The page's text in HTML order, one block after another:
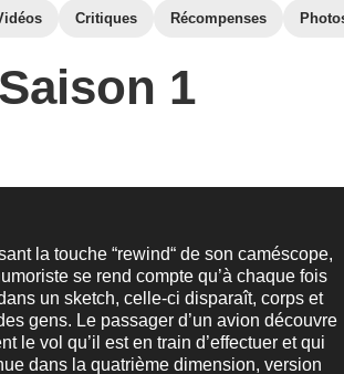
Critiques Récompenses
Saison 1
la touche “rewind“ de son caméscope,
se rend compte qu’à chaque fois
un sketch, celle-ci disparaît, corps et
gens. Le passager d’un avion découvre
le vol qu’il est en train d’effectuer et qui
dans la quatrième dimension, version